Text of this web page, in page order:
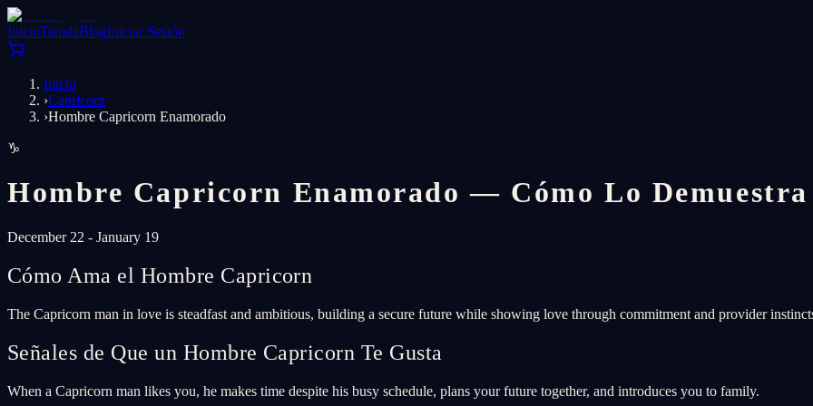
InicioTiendaBlogIniciar Sesión
Inicio
›Capricorn
›Hombre Capricorn Enamorado
♑
Hombre Capricorn Enamorado — Cómo Lo Demuestra
December 22 - January 19
Cómo Ama el Hombre Capricorn
The Capricorn man in love is steadfast and ambitious, building a secure future while showing love through commitment and provider
Señales de Que un Hombre Capricorn Te Gusta
When a Capricorn man likes you, he makes time despite his busy schedule, plans your future together, and introduces you to family.